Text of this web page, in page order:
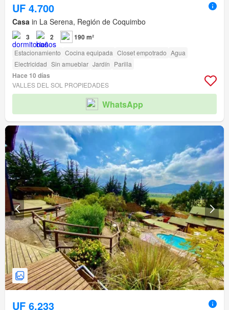
UF 4.700
Casa in La Serena, Región de Coquimbo
3 2 190 m²
Estacionamiento Cocina equipada Closet empotrado Agua
Electricidad Sin amueblar Jardín Parilla
Hace 10 días
VALLES DEL SOL PROPIEDADES
WhatsApp
UF 6.233